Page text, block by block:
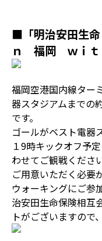
■「明治安田生
ｎ 福岡 ｗｉｔ
福岡空港国内線ター
器スタジアムまでの
です。
ゴールがベスト電器
１9時キックオフ予
わせてご観戦くださ
ご用意いただく必要
ウォーキングにご参
治安田生命保険相
トがございますので